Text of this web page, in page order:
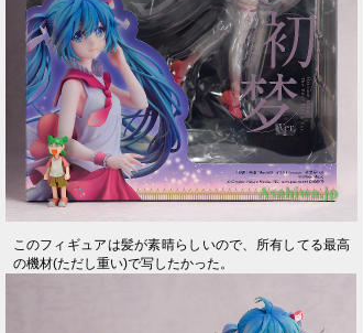
このフィギュアは髪が素晴らしいので、所有してる最高
の機材(ただし重い)で写したかった。